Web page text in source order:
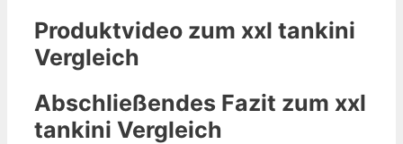
Produktvideo zum xxl tankini
Vergleich
Abschließendes Fazit zum xxl
tankini Vergleich